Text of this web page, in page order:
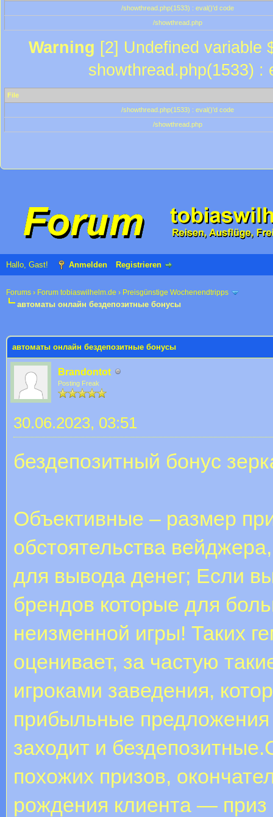
/showthread.php(1533) : eval()'d code
/showthread.php
Warning [2] Undefined variable
showthread.php(1533) :
File
/showthread.php(1533) : eval()'d code
/showthread.php
Hallo, Gast! Anmelden Registrieren
Forums › Forum tobiaswilhelm.de › Preisgünstige Wochenendtripps
автоматы онлайн бездепозитные бонусы
автоматы онлайн бездепозитные бонусы
Brandontot
Posting Freak
30.06.2023, 03:51
бездепозитный бонус
Объективные – размер
обстоятельства
для вывода денег; Если
брендов которые для
неизменной игры! Таких
оценивает, за частую
игроками заведения,
прибыльные предложения
заходит и
похожих призов,
рождения клиента —